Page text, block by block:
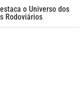
o Universo dos
Rodoviários